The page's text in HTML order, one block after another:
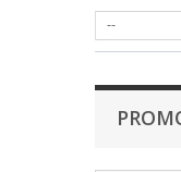
--